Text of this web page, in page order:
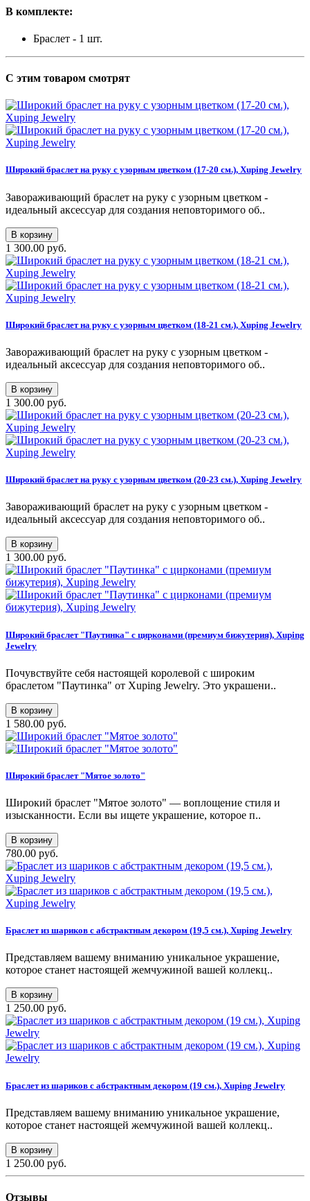
В комплекте:
Браслет - 1 шт.
С этим товаром смотрят
Широкий браслет на руку с узорным цветком (17-20 см.), Xuping Jewelry
Завораживающий браслет на руку с узорным цветком -
идеальный аксессуар для создания неповторимого об..
В корзину
1 300.00 руб.
Широкий браслет на руку с узорным цветком (18-21 см.), Xuping Jewelry
Завораживающий браслет на руку с узорным цветком -
идеальный аксессуар для создания неповторимого об..
В корзину
1 300.00 руб.
Широкий браслет на руку с узорным цветком (20-23 см.), Xuping Jewelry
Завораживающий браслет на руку с узорным цветком -
идеальный аксессуар для создания неповторимого об..
В корзину
1 300.00 руб.
Широкий браслет "Паутинка" с цирконами (премиум бижутерия), Xuping
Jewelry
Почувствуйте себя настоящей королевой с широким
браслетом "Паутинка" от Xuping Jewelry. Это украшени..
В корзину
1 580.00 руб.
Широкий браслет "Мятое золото"
Широкий браслет "Мятое золото" — воплощение стиля и
изысканности. Если вы ищете украшение, которое п..
В корзину
780.00 руб.
Браслет из шариков с абстрактным декором (19,5 см.), Xuping Jewelry
Представляем вашему вниманию уникальное украшение,
которое станет настоящей жемчужиной вашей коллекц..
В корзину
1 250.00 руб.
Браслет из шариков с абстрактным декором (19 см.), Xuping Jewelry
Представляем вашему вниманию уникальное украшение,
которое станет настоящей жемчужиной вашей коллекц..
В корзину
1 250.00 руб.
Отзывы